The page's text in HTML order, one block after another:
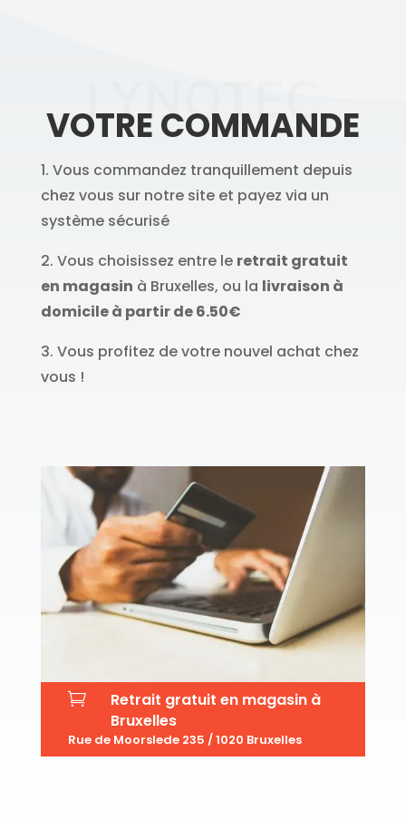
LYNOTEC
VOTRE COMMANDE
1. Vous commandez tranquillement depuis
chez vous sur notre site et payez via un
système sécurisé
2. Vous choisissez entre le retrait gratuit
en magasin à Bruxelles, ou la livraison à
domicile à partir de 6.50€
3. Vous profitez de votre nouvel achat chez
vous !

Retrait gratuit en magasin à
Bruxelles
Rue de Moorslede 235 / 1020 Bruxelles